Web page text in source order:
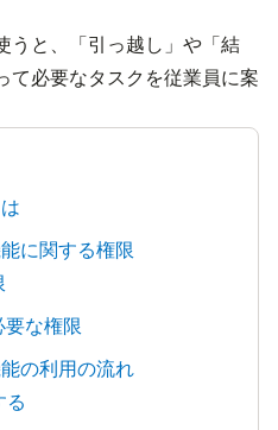
うと、「引っ越し」や「結
て必要なタスクを従業員に案
に関する権限
な権限
の利用の流れ
る